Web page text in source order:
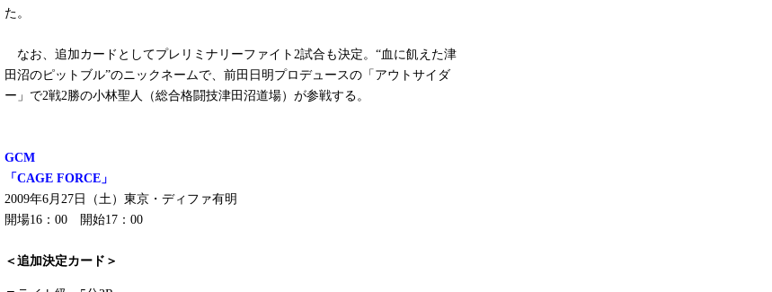
た。
なお、追加カードとしてプレリミナリーファイト2試合も決定。“血に飢えた津
田沼のピットブル”のニックネームで、前田日明プロデュースの「アウトサイダ
ー」で2戦2勝の小林聖人（総合格闘技津田沼道場）が参戦する。
GCM
「CAGE FORCE」
2009年6月27日（土）東京・ディファ有明
開場16：00 開始17：00
＜追加決定カード＞